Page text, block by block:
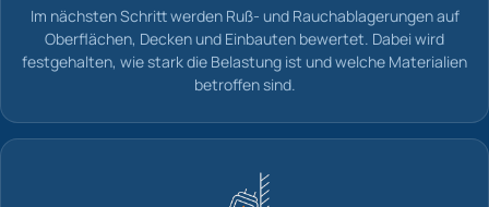
Im nächsten Schritt werden Ruß- und Rauchablagerungen auf
Oberflächen, Decken und Einbauten bewertet. Dabei wird
festgehalten, wie stark die Belastung ist und welche Materialien
betroffen sind.